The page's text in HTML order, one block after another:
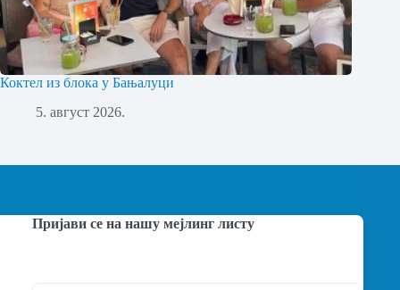
Коктел из блока у Бањалуци
5. август 2026.
Пријави се на нашу мејлинг листу